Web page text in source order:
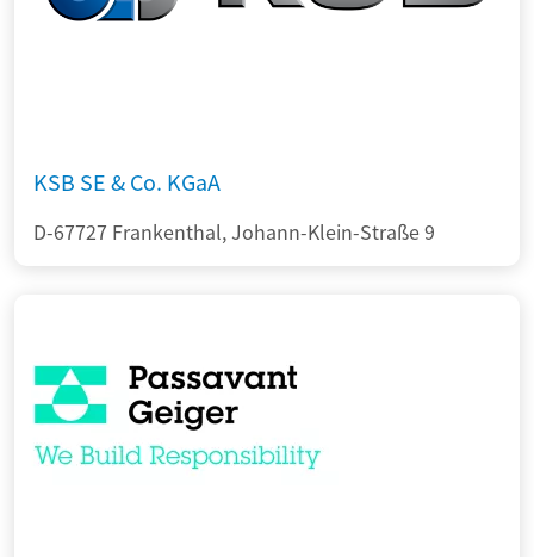
KSB SE & Co. KGaA
D-67727 Frankenthal, Johann-Klein-Straße 9